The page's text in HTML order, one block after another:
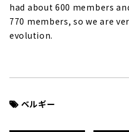
had about 600 members
770 members, so we are
evolution.
ベルギー